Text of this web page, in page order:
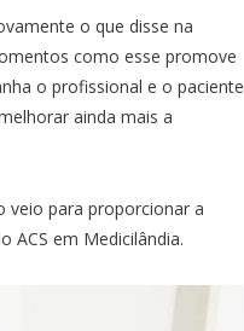
o que disse na
como esse promove
o profissional e o paciente
ainda mais a
veio para proporcionar a
ACS em Medicilândia.